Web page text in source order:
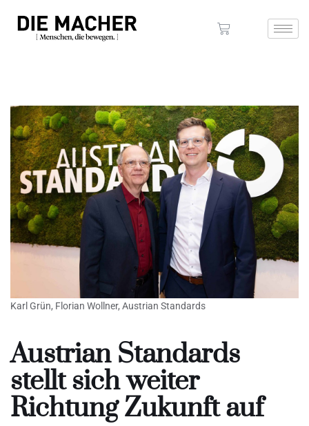
Karl Grün, Florian Wollner, Austrian Standards
Austrian Standards
stellt sich weiter
Richtung Zukunft auf